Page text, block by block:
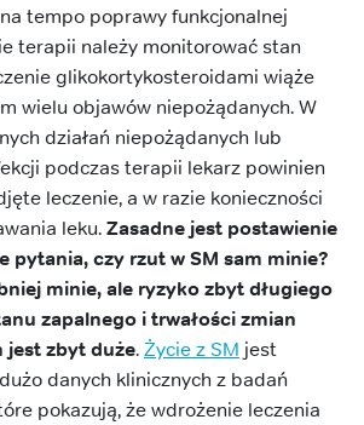
tempo poprawy funkcjonalnej
terapii należy monitorować stan
glikokortykosteroidami wiąże
wielu objawów niepożądanych. W
działań niepożądanych lub
podczas terapii lekarz powinien
leczenie, a w razie konieczności
leku.Zasadne jest postawienie
pytania, czy rzut w SM sam minie?
minie, ale ryzyko zbyt długiego
zapalnego i trwałości zmian
jest zbyt duże.Życie z SM jest
danych klinicznych z badań
pokazują, że wdrożenie leczenia